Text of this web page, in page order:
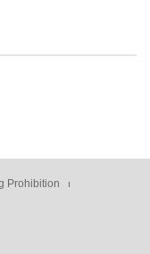
Prohibition